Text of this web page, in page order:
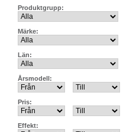
Produktgrupp:
Märke:
Län:
Årsmodell:
Pris:
Effekt: